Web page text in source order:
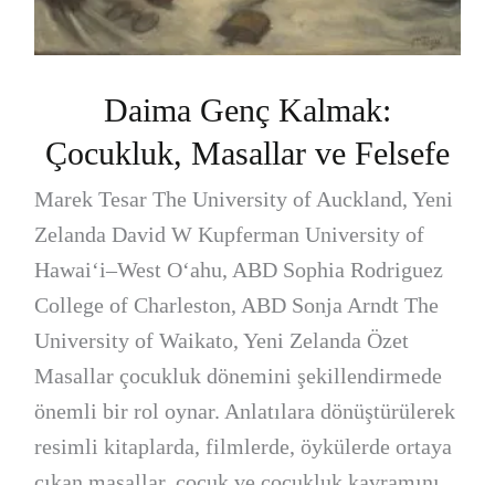
Daima Genç Kalmak:
Çocukluk, Masallar ve Felsefe
Marek Tesar The University of Auckland, Yeni
Zelanda David W Kupferman University of
Hawai‘i–West O‘ahu, ABD Sophia Rodriguez
College of Charleston, ABD Sonja Arndt The
University of Waikato, Yeni Zelanda Özet
Masallar çocukluk dönemini şekillendirmede
önemli bir rol oynar. Anlatılara dönüştürülerek
resimli kitaplarda, filmlerde, öykülerde ortaya